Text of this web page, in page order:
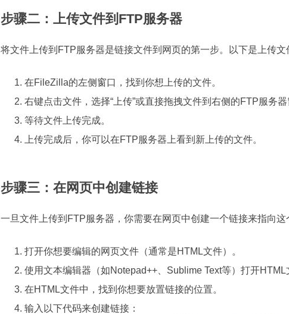
步骤二：上传文件到FTP服务器
将文件上传到FTP服务器是链接文件到网页的第一步。以下是上传文
在FileZilla的左侧窗口，找到你想上传的文件。
右键点击文件，选择“上传”或直接拖拽文件到右侧的FTP服务
等待文件上传完成。
上传完成后，你可以在FTP服务器上看到新上传的文件。
步骤三：在网页中创建链接
一旦文件上传到FTP服务器，你需要在网页中创建一个链接来指向
打开你想要编辑的网页文件（通常是HTML文件）。
使用文本编辑器（如Notepad++、Sublime Text等）打开HTML
在HTML文件中，找到你想要放置链接的位置。
输入以下代码来创建链接：